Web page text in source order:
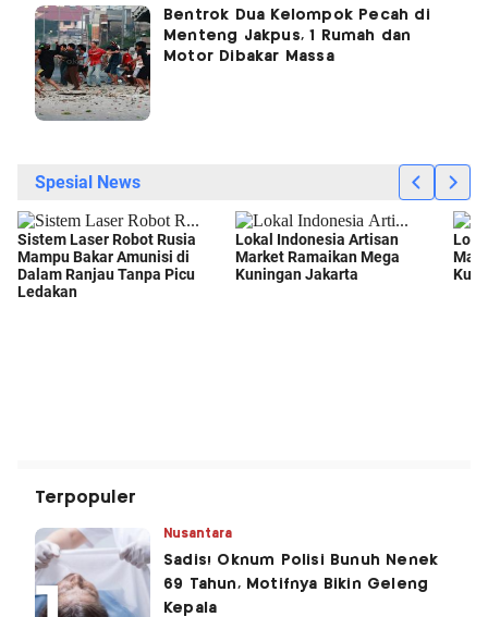
Bentrok Dua Kelompok Pecah di
Menteng Jakpus, 1 Rumah dan
Motor Dibakar Massa
Terpopuler
Nusantara
Sadis! Oknum Polisi Bunuh Nenek
69 Tahun, Motifnya Bikin Geleng
Kepala